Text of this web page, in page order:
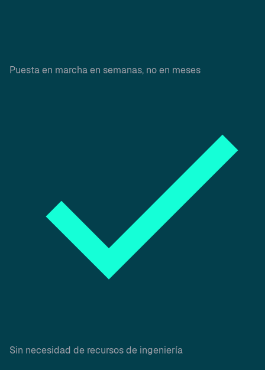
Puesta en marcha en semanas, no en meses
Sin necesidad de recursos de ingeniería